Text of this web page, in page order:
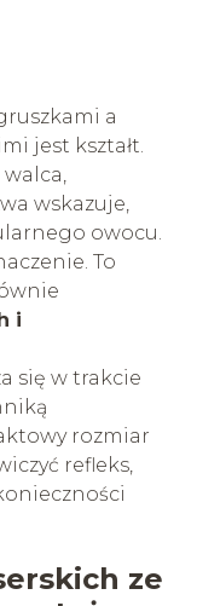
a
jest kształt.
wskazuje,
owocu.
To
i
się w trakcie
rozmiar
refleks,
ze